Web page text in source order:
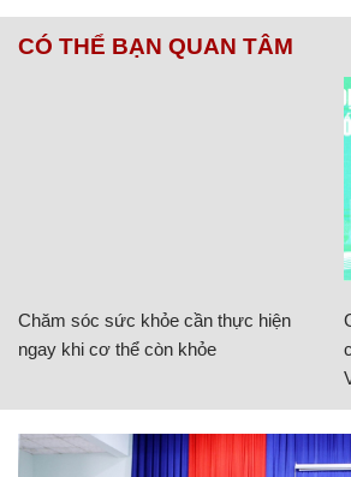
CÓ THỂ BẠN QUAN TÂM
Chăm sóc sức khỏe cần thực hiện
ngay khi cơ thể còn khỏe